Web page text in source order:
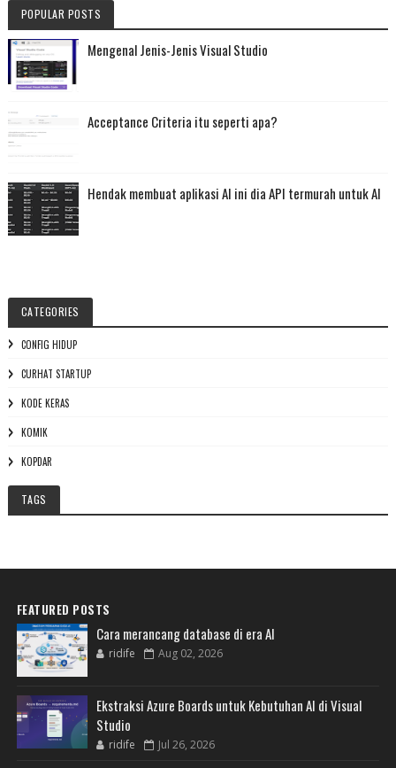
POPULAR POSTS
Mengenal Jenis-Jenis Visual Studio
Acceptance Criteria itu seperti apa?
Hendak membuat aplikasi AI ini dia API termurah untuk AI
CATEGORIES
CONFIG HIDUP
CURHAT STARTUP
KODE KERAS
KOMIK
KOPDAR
TAGS
FEATURED POSTS
Cara merancang database di era AI
ridife Aug 02, 2026
Ekstraksi Azure Boards untuk Kebutuhan AI di Visual
Studio
ridife Jul 26, 2026